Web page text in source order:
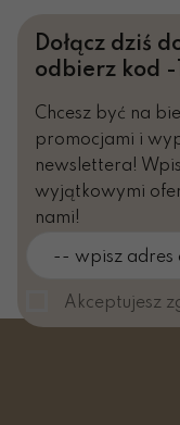
Dołącz dziś
odbierz kod -
Chcesz być na
promocjami i
newslettera!
wyjątkowymi
nami!
-- wpisz adres
Akceptujesz